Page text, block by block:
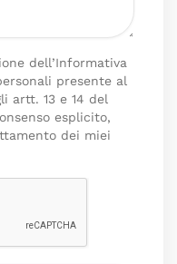
dell’Informativa
presente al
artt. 13 e 14 del
esplicito,
dei miei